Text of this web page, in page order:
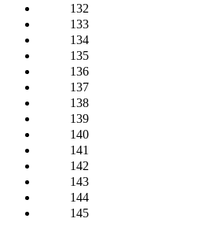
132
133
134
135
136
137
138
139
140
141
142
143
144
145